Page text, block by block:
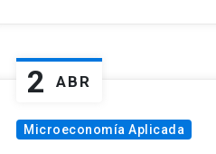
2 ABR
Microeconomía Aplicada